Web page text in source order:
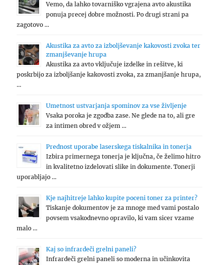
Vemo, da lahko tovarniško vgrajena avto akustika
ponuja precej dobre možnosti. Po drugi strani pa
zagotovo …
Akustika za avto za izboljševanje kakovosti zvoka ter
zmanjševanje hrupa
Akustika za avto vključuje izdelke in rešitve, ki
poskrbijo za izboljšanje kakovosti zvoka, za zmanjšanje hrupa,
…
Umetnost ustvarjanja spominov za vse življenje
Vsaka poroka je zgodba zase. Ne glede na to, ali gre
za intimen obred v ožjem …
Prednost uporabe laserskega tiskalnika in tonerja
Izbira primernega tonerja je ključna, če želimo hitro
in kvalitetno izdelovati slike in dokumente. Tonerji
uporabljajo …
Kje najhitreje lahko kupite poceni toner za printer?
Tiskanje dokumentov je za mnoge med vami postalo
povsem vsakodnevno opravilo, ki vam sicer vzame
malo …
Kaj so infrardeči grelni paneli?
Infrardeči grelni paneli so moderna in učinkovita